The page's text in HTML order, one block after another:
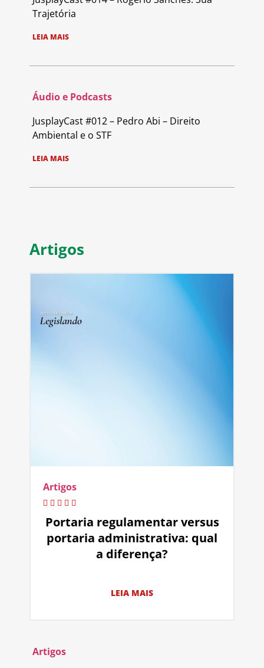
Trajetória
LEIA MAIS
Áudio e Podcasts
JusplayCast #012 – Pedro Abi – Direito
Ambiental e o STF
LEIA MAIS
Artigos
Artigos
Portaria regulamentar versus
portaria administrativa: qual
a diferença?
LEIA MAIS
Artigos